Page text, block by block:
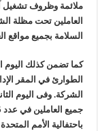
ملائمة وظروف تشغيل
العاملين تحت مظلة
السلامة بجميع مواقع
كما تضمن كذلك اليوم
الشركة. وفى اليوم
باحتفالية الأمم